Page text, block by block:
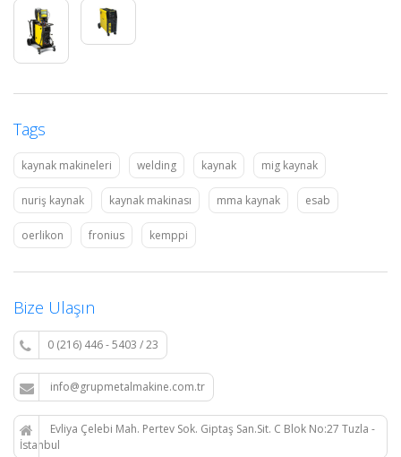
Tags
kaynak makineleri welding kaynak mig kaynak
nuriş kaynak kaynak makinası mma kaynak esab
oerlikon fronius kemppi
Bize Ulaşın
0 (216) 446 - 5403 / 23
info@grupmetalmakine.com.tr
Evliya Çelebi Mah. Pertev Sok. Giptaş San.Sit. C Blok No:27 Tuzla -
İstanbul